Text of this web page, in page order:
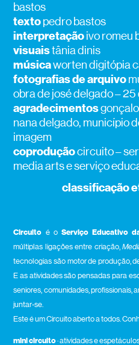
bastos
textopedro bastos
interpretaçãoivo romeu
visuaistânia dinis
músicaworten digitópia
fotografias de arquivo
obra de josé delgado – 25
agradecimentos
nana delgado, município
imagem
coproduçãocircuito –
media arts e serviço
classificação
Circuito é oServiço Educativo
múltiplas ligações entre criação,
tecnologias são motor de produção,
E as atividades são pensadas para
seniores, comunidades, profissionais,
juntar-se.
Este é um Circuito aberto a todos.
mini circuito· atividades e